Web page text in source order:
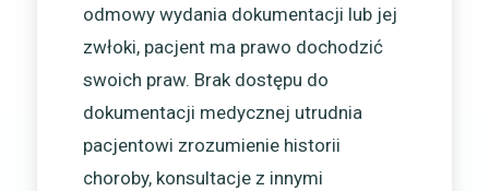
odmowy wydania dokumentacji lub jej
zwłoki, pacjent ma prawo dochodzić
swoich praw. Brak dostępu do
dokumentacji medycznej utrudnia
pacjentowi zrozumienie historii
choroby, konsultacje z innymi